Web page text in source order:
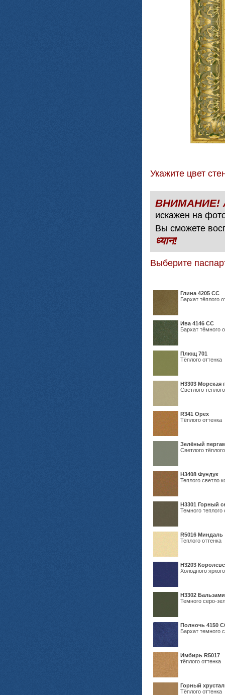
Укажите цвет
искажен на
Вы сможете
ध्यान!
Выберите
Глина 4205 СС
Бархат тёплого
Ива 4146 СС
Бархат тёмного
Плющ 701
Тёплого оттенка
H3303 Морская
Светлого
R341 Орех
Тёплого оттенка
Зелёный
Светлого
Н3408 Фундук
Теплого светло
Н3301 Горный
Темного теплого
R5016 Миндаль
Теплого оттенка
Н3203
Холодного
Н3302
Темного серо-
Полночь 4150
Бархат темного
Имбирь R5017
тёплого оттенка
Горный
Тёплого оттенка